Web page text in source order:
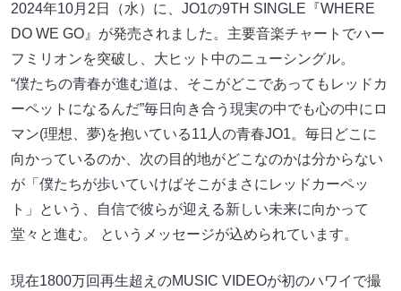
2024年10月2日（水）に、JO1の9TH SINGLE『WHERE
DO WE GO』が発売されました。主要音楽チャートでハー
フミリオンを突破し、大ヒット中のニューシングル。
“僕たちの青春が進む道は、そこがどこであってもレッドカ
ーペットになるんだ”毎日向き合う現実の中でも心の中にロ
マン(理想、夢)を抱いている11人の青春JO1。毎日どこに
向かっているのか、次の目的地がどこなのかは分からない
が「僕たちが歩いていけばそこがまさにレッドカーペッ
ト」という、自信で彼らが迎える新しい未来に向かって
堂々と進む。 というメッセージが込められています。
現在1800万回再生超えのMUSIC VIDEOが初のハワイで撮